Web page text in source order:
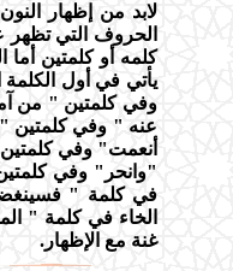
لابد من إظهار
الحروف التي تظهر
كلمه أو كلمتين أما
يأتي في أول الكلمة
وفي كلمتين " من
عنه " وفي كلمتين "
أنعمت" وفي
"وانحر" وفي
في كلمة "
الخاء في كلمة "
غنة مع الإظهار.